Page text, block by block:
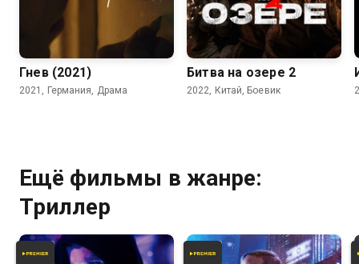
Гнев (2021)
2021, Германия, Драма
6.5 5.5
Битва на озере 2
2022, Китай, Боевик
Ещё фильмы в жанре:
Триллер